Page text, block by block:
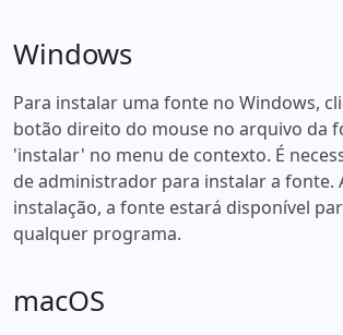
Windows
Para instalar uma fonte no Windows,
botão direito do mouse no arquivo da
'instalar' no menu de contexto. É
de administrador para instalar a fonte.
instalação, a fonte estará disponível
qualquer programa.
macOS